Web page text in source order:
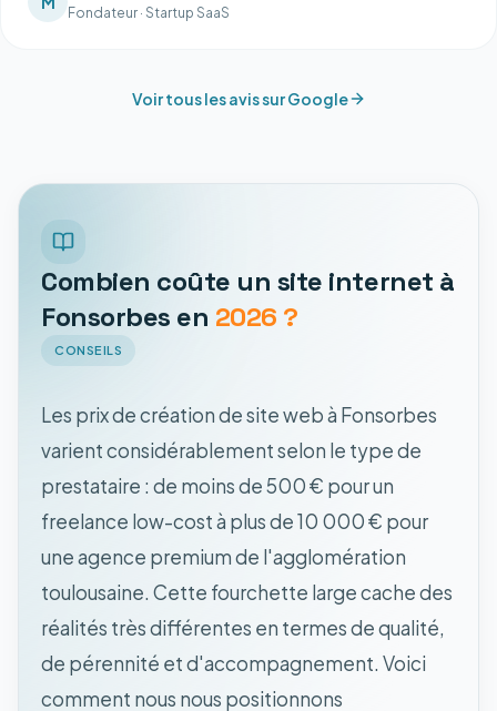
Fondateur · Startup SaaS
Voir tous les avis sur Google
Combien coûte un site internet à
Fonsorbes en 2026 ?
CONSEILS
Les prix de création de site web à Fonsorbes
varient considérablement selon le type de
prestataire : de moins de 500 € pour un
freelance low-cost à plus de 10 000 € pour
une agence premium de l'agglomération
toulousaine. Cette fourchette large cache des
réalités très différentes en termes de qualité,
de pérennité et d'accompagnement. Voici
comment nous nous positionnons